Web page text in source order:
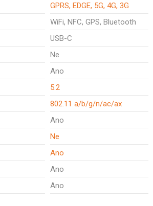
GPRS, EDGE, 5G, 4G, 3G
WiFi, NFC, GPS, Bluetooth
USB-C
Ne
Ano
5.2
802.11 a/b/g/n/ac/ax
Ano
Ne
Ano
Ano
Ano